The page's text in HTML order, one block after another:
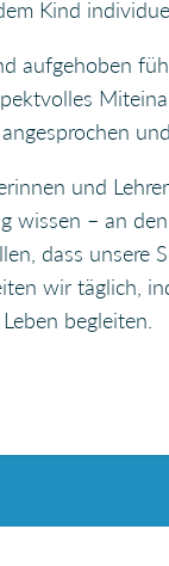
Kind
aufgehoben
und
wissen – an
dass unsere
wir täglich,
begleiten.